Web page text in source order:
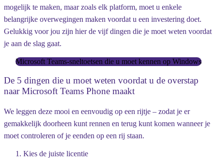
mogelijk te maken, maar zoals elk platform, moet u enkele
belangrijke overwegingen maken voordat u een investering doet.
Gelukkig voor jou zijn hier de vijf dingen die je moet weten voordat
je aan de slag gaat.
Microsoft Teams-sneltoetsen die u moet kennen op Windows
De 5 dingen die u moet weten voordat u de overstap
naar Microsoft Teams Phone maakt
We leggen deze mooi en eenvoudig op een rijtje – zodat je er
gemakkelijk doorheen kunt rennen en terug kunt komen wanneer je
moet controleren of je eenden op een rij staan.
Kies de juiste licentie